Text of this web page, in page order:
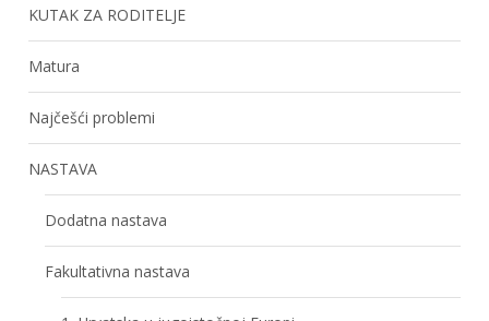
KUTAK ZA RODITELJE
Matura
Najčešći problemi
NASTAVA
Dodatna nastava
Fakultativna nastava